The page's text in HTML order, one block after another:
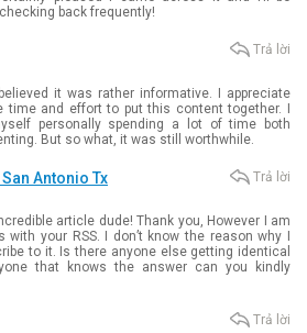
back frequently!
it was rather informative. I appreciate
time and effort to put this content together. I
personally spending a lot of time both
But so what, it was still worthwhile.
Trả lời
Antonio Tx
article dude! Thank you, However I am
with your RSS. I don’t know the reason why I
to it. Is there anyone else getting identical
that knows the answer can you kindly
Trả lời
Trả lời